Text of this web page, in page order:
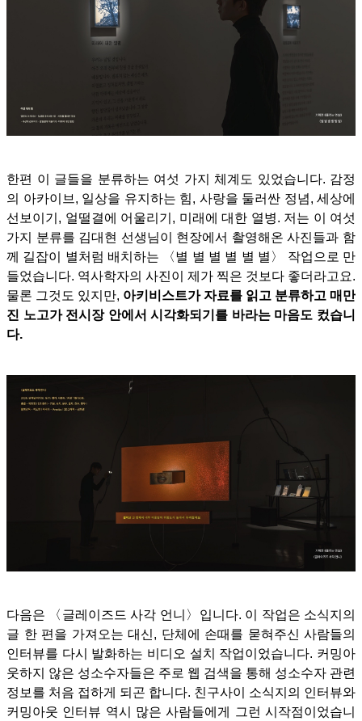
한편 이 글들을 분류하는 여섯 가지 체계도 있었습니다. 감정
의 아카이브, 일상을 유지하는 힘, 사랑을 둘러싼 정념, 세상에
선보이기, 얼떨결에 어울리기, 미래에 대한 열병. 저는 이 여섯
가지 분류를 김대현 선생님이 현장에서 촬영해온 사진들과 함
께 길잡이 별처럼 배치하는 〈별 별 별 별 별 별〉 작업으로 만
들었습니다. 역사학자의 사진이 제가 찍은 것보다 좋더라고요.
물론 그것도 있지만, 아키비스트가 자료를 읽고 분류하고 매만
진 노고가 전시장 안에서 시각화되기를 바라는 마음도 컸습니
다.
다음은 〈글레이즈드 사각 언니〉입니다. 이 작업은 소식지의
글 한 편을 가져오는 대신, 단체에 손때를 묻혀주신 사람들의
인터뷰를 다시 발화하는 비디오 설치 작업이었습니다. 커밍아
웃하지 않은 성소수자들은 주로 웹 검색을 통해 성소수자 관련
정보를 처음 접하게 되곤 합니다. 친구사이 소식지의 인터뷰와
커밍아웃 인터뷰 역시 많은 사람들에게 그런 시작점이었습니